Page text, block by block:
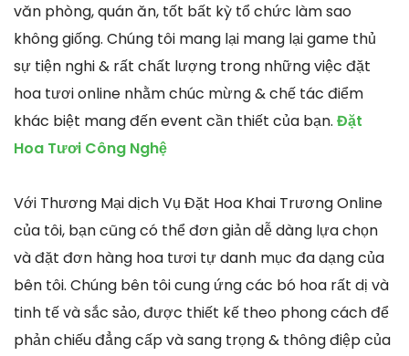
văn phòng, quán ăn, tốt bất kỳ tổ chức làm sao
không giống. Chúng tôi mang lại mang lại game thủ
sự tiện nghi & rất chất lượng trong những việc đặt
hoa tươi online nhằm chúc mừng & chế tác điểm
khác biệt mang đến event cần thiết của bạn. Đặt
Hoa Tươi Công Nghệ
Với Thương Mại dịch Vụ Đặt Hoa Khai Trương Online
của tôi, bạn cũng có thể đơn giản dễ dàng lựa chọn
và đặt đơn hàng hoa tươi tự danh mục đa dạng của
bên tôi. Chúng bên tôi cung ứng các bó hoa rất dị và
tinh tế và sắc sảo, được thiết kế theo phong cách để
phản chiếu đẳng cấp và sang trọng & thông điệp của